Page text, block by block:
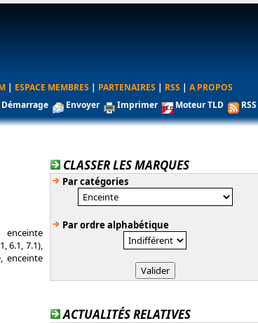
| ESPACE MEMBRES | PARTENAIRES | RSS | A PROPOS
Démarrage Envoyer Imprimer Moteur TLD RSS
enceinte
6.1, 7.1),
enceinte
CLASSER LES MARQUES
Par catégories
Par ordre alphabétique
ACTUALITÉS RELATIVES